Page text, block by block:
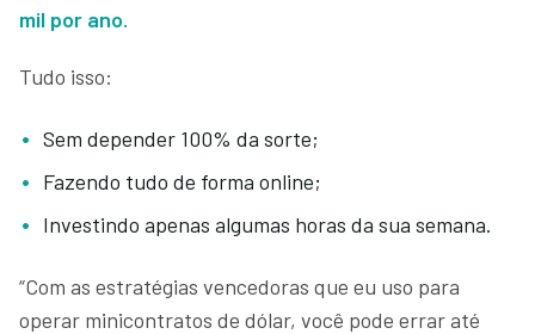
mil por ano.
Tudo isso:
Sem depender 100% da sorte;
Fazendo tudo de forma online;
Investindo apenas algumas horas da sua semana.
“Com as estratégias vencedoras que eu uso para
operar minicontratos de dólar, você pode errar até